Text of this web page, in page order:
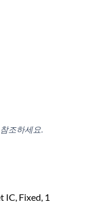
조하세요.
IC, Fixed, 1